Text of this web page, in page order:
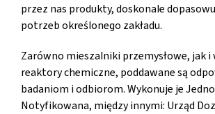
przez nas produkty, doskonale
potrzeb określonego zakładu.
Zarówno mieszalniki przemysłowe, jak i
reaktory chemiczne, poddawane są
badaniom i odbiorom. Wykonuje je
Notyfikowana, między innymi: Urząd